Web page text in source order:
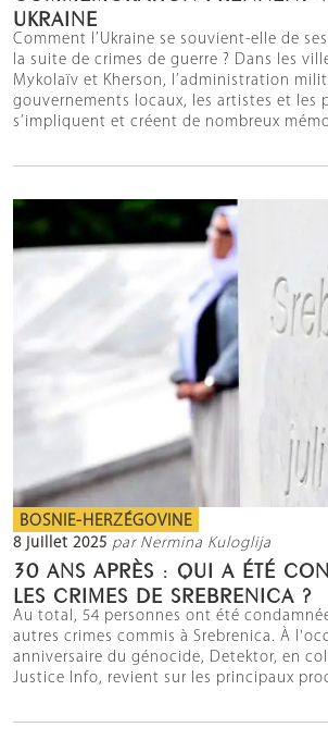
UKRAINE
Comment l’Ukraine se souvient-elle de
la suite de crimes de guerre ? Dans les
Mykolaïv et Kherson, l’administration
gouvernements locaux, les artistes et les
s’impliquent et créent de nombreux
BOSNIE-HERZÉGOVINE
8 juillet 2025 par Nermina Kuloglija
30 ANS APRÈS : QUI A ÉTÉ
LES CRIMES DE SREBRENICA ?
Au total, 54 personnes ont été
autres crimes commis à Srebrenica. À
anniversaire du génocide, Detektor, en
Justice Info, revient sur les principaux